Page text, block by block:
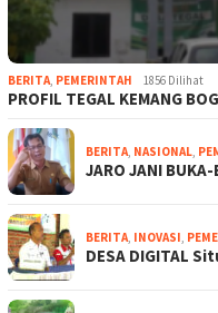
BERITA, PEMERINTAH 1856 Dilihat
PROFIL TEGAL KEMANG
BERITA, NASIONAL,
JARO JANI BUKA-
BERITA, INOVASI,
DESA DIGITAL